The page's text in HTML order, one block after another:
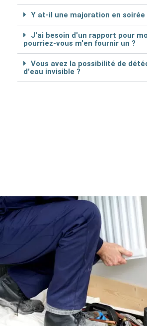
Y at-il une majoration en soirée
J'ai besoin d'un rapport pour
pourriez-vous m'en fournir un ?
Vous avez la possibilité de
d'eau invisible ?